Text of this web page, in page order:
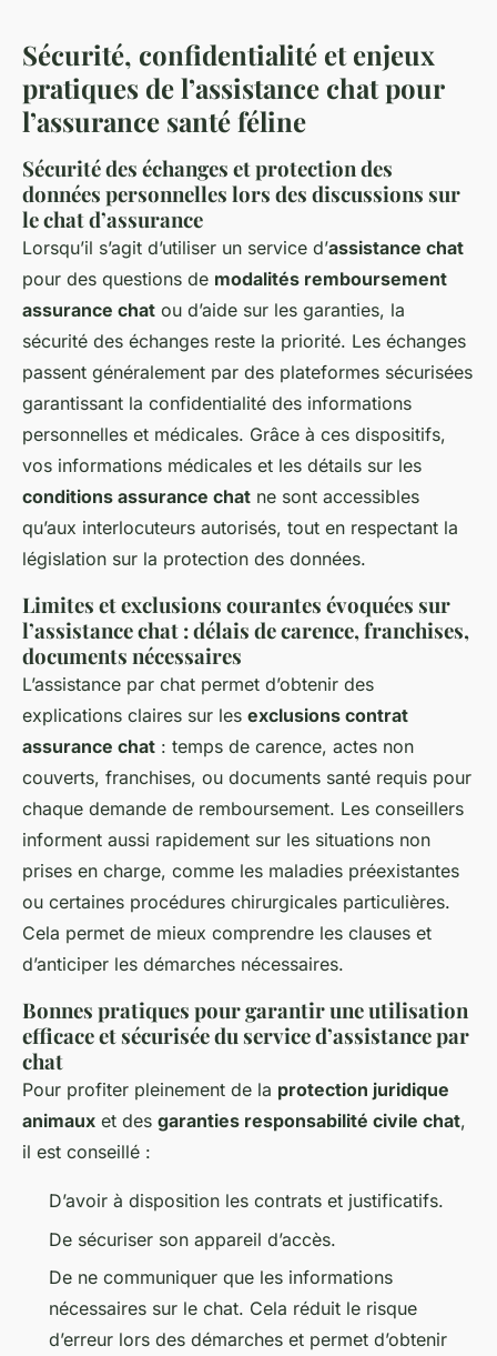
Sécurité, confidentialité et enjeux
pratiques de l’assistance chat pour
l’assurance santé féline
Sécurité des échanges et protection des
données personnelles lors des discussions sur
le chat d’assurance
Lorsqu’il s’agit d’utiliser un service d’assistance chat
pour des questions de modalités remboursement
assurance chat ou d’aide sur les garanties, la
sécurité des échanges reste la priorité. Les échanges
passent généralement par des plateformes sécurisées
garantissant la confidentialité des informations
personnelles et médicales. Grâce à ces dispositifs,
vos informations médicales et les détails sur les
conditions assurance chat ne sont accessibles
qu’aux interlocuteurs autorisés, tout en respectant la
législation sur la protection des données.
Limites et exclusions courantes évoquées sur
l’assistance chat : délais de carence, franchises,
documents nécessaires
L’assistance par chat permet d’obtenir des
explications claires sur les exclusions contrat
assurance chat : temps de carence, actes non
couverts, franchises, ou documents santé requis pour
chaque demande de remboursement. Les conseillers
informent aussi rapidement sur les situations non
prises en charge, comme les maladies préexistantes
ou certaines procédures chirurgicales particulières.
Cela permet de mieux comprendre les clauses et
d’anticiper les démarches nécessaires.
Bonnes pratiques pour garantir une utilisation
efficace et sécurisée du service d’assistance par
chat
Pour profiter pleinement de la protection juridique
animaux et des garanties responsabilité civile chat,
il est conseillé :
D’avoir à disposition les contrats et justificatifs.
De sécuriser son appareil d’accès.
De ne communiquer que les informations
nécessaires sur le chat. Cela réduit le risque
d’erreur lors des démarches et permet d’obtenir